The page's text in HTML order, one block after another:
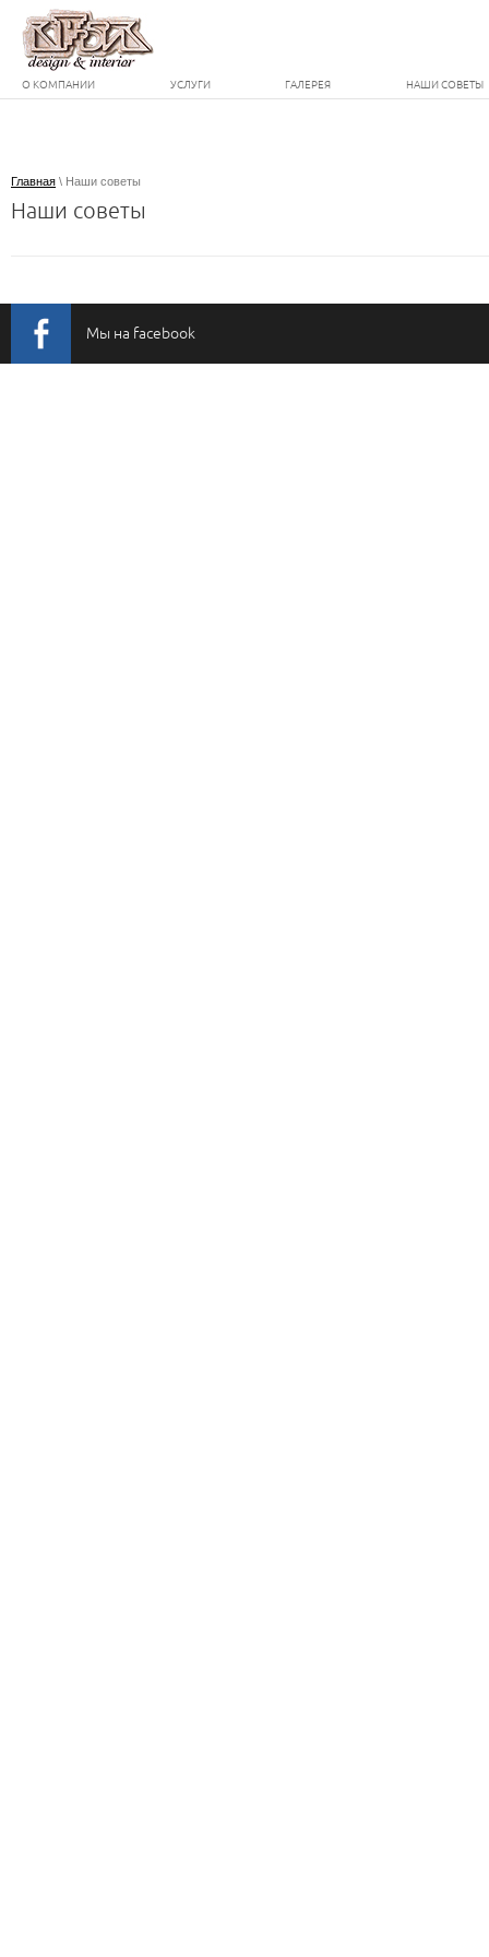
О КОМПАНИИ УСЛУГИ ГАЛЕРЕЯ НАШИ СОВЕТЫ
Главная \ Наши советы
Наши советы
Мы на facebook